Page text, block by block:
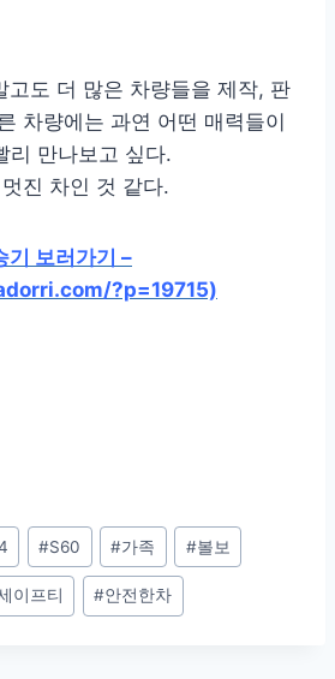
고도 더 많은 차량들을 제작, 판
차량에는 과연 어떤 매력들이
리 만나보고 싶다.
진 차인 것 같다.
보러가기 –
?p=19715)
#S60 #가족 #볼보
이프티 #안전한차